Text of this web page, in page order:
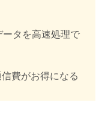
タを高速処理で
費がお得になる